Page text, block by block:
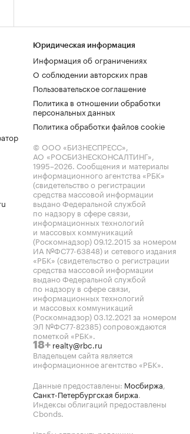
Юридическая информация
Информация об ограничениях
О соблюдении авторских прав
Пользовательское соглашение
Политика в отношении обработки
персональных данных
Политика обработки файлов cookie
© ООО «БИЗНЕСПРЕСС»,
АО «РОСБИЗНЕСКОНСАЛТИНГ»,
1995–2026. Сообщения и материалы
информационного агентства «РБК»
(свидетельство о регистрации
средства массовой информации
выдано Федеральной службой
по надзору в сфере связи,
информационных технологий
и массовых коммуникаций
(Роскомнадзор) 09.12.2015 за номером
ИА №ФС77-63848) и сетевого издания
«РБК» (свидетельство о регистрации
средства массовой информации
выдано Федеральной службой
по надзору в сфере связи,
информационных технологий
и массовых коммуникаций
(Роскомнадзор) 03.12.2021 за номером
ЭЛ №ФС77-82385) сопровождаются
пометкой «РБК».
18+ realty@rbc.ru
Владельцем сайта является
информационное агентство «РБК».
Данные предоставлены: Мосбиржа,
Санкт-Петербургская биржа.
Индексы облигаций предоставлены
Cbonds.